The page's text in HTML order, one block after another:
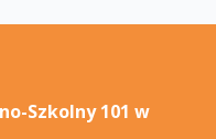
Szkolny 101 w